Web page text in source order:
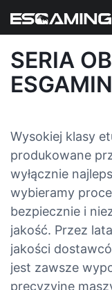
SERIA
Wysokiej klasy
produkowane
wyłącznie
wybieramy
bezpiecznie i
jakość. Przez
jakości
jest zawsze
precyzyjne